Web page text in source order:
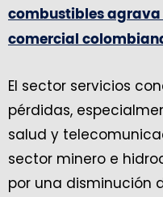
combustibles agrava
comercial
El sector servicios
pérdidas,
salud y
sector minero e
por una disminución